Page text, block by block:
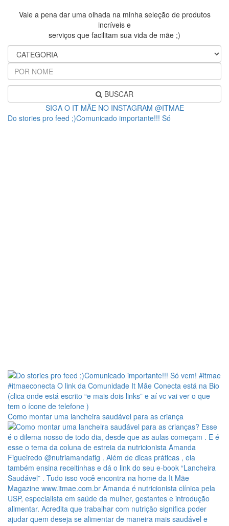
Vale a pena dar uma olhada na minha seleção de produtos
incríveis e
serviços que facilitam sua vida de mãe ;)
BUSCAR
SIGA O IT MÃE NO INSTAGRAM @ITMAE
Do stories pro feed ;)Comunicado importante!!! Só
Como montar uma lancheira saudável para as criança